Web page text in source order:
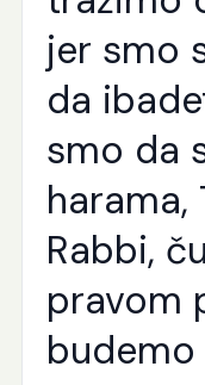
jer smo
da
smo da
harama,
Rabbi,
pravom